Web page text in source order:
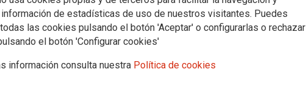
de estadísticas de uso de nuestros visitantes. Puedes
las cookies pulsando el botón 'Aceptar' o configurarlas o rechazar
el botón 'Configurar cookies'
información consulta nuestra Política de cookies
MESA GENERAL DE FUNCION
Mesa General de Función